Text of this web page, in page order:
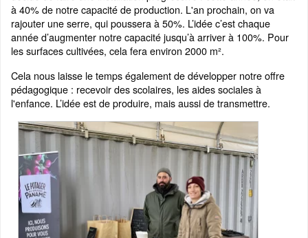
à 40% de notre capacité de production. L'an prochain, on va
rajouter une serre, qui poussera à 50%. L’idée c’est chaque
année d’augmenter notre capacité jusqu’à arriver à 100%. Pour
les surfaces cultivées, cela fera environ 2000 m².
Cela nous laisse le temps également de développer notre offre
pédagogique : recevoir des scolaires, les aides sociales à
l'enfance. L’idée est de produire, mais aussi de transmettre.